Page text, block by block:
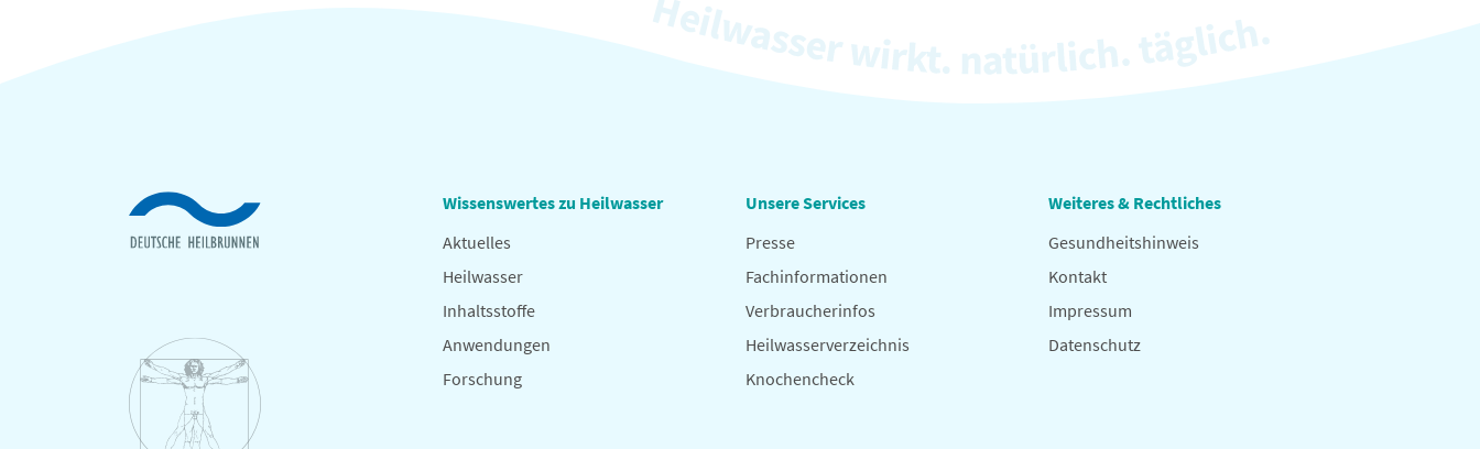
Wissenswertes zu Heilwasser
Aktuelles
Heilwasser
Inhaltsstoffe
Anwendungen
Forschung
Unsere Services
Presse
Fachinformationen
Verbraucherinfos
Heilwasserverzeichnis
Knochencheck
Weiteres & Rechtliches
Gesundheitshinweis
Kontakt
Impressum
Datenschutz